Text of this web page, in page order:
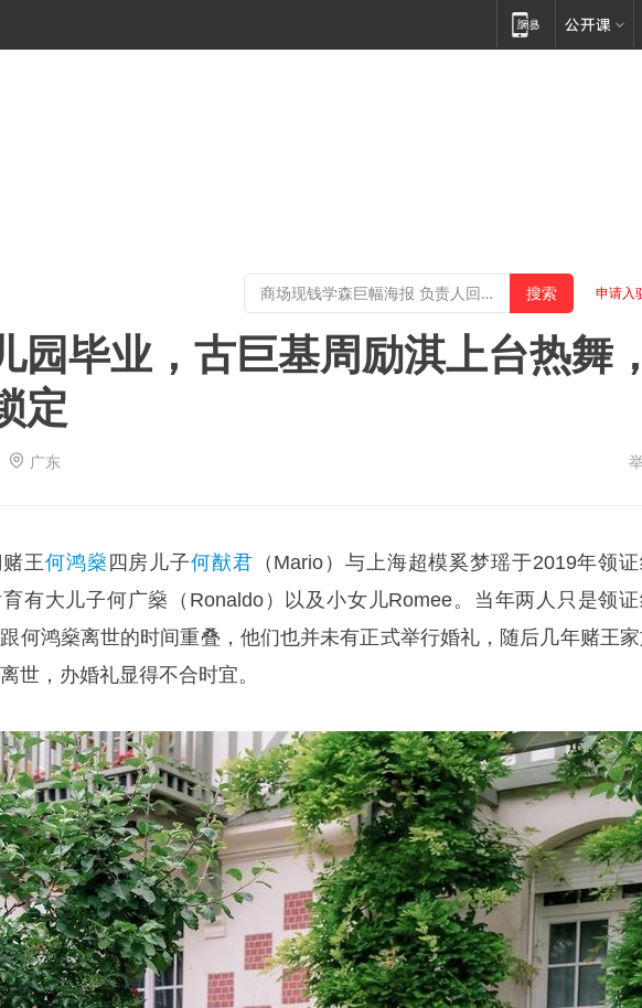
申请入
园毕业，古巨基周励淇上台热舞
定
广东
王何鸿燊 四房儿子何猷君 （Mario）与上海超模奚梦瑶于2019年领
有大儿子何广燊（Ronaldo）以及小女儿Romee。当年两人只是领
何鸿燊离世的时间重叠，他们也并未有正式举行婚礼，随后几年赌王
世，办婚礼显得不合时宜。